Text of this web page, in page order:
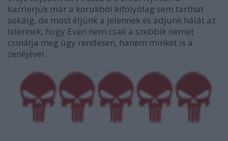
karrierjük már a korukból kifolyólag sem tarthat
sokáig, de most éljünk a jelennek és adjunk hálát az
Istennek, hogy Evan nem csak a szebbik nemet
csinálja meg úgy rendesen, hanem minket is a
zenéjével.